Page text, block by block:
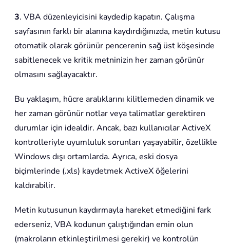
3. VBA düzenleyicisini kaydedip kapatın. Çalışma
sayfasının farklı bir alanına kaydırdığınızda, metin kutusu
otomatik olarak görünür pencerenin sağ üst köşesinde
sabitlenecek ve kritik metninizin her zaman görünür
olmasını sağlayacaktır.
Bu yaklaşım, hücre aralıklarını kilitlemeden dinamik ve
her zaman görünür notlar veya talimatlar gerektiren
durumlar için idealdir. Ancak, bazı kullanıcılar ActiveX
kontrolleriyle uyumluluk sorunları yaşayabilir, özellikle
Windows dışı ortamlarda. Ayrıca, eski dosya
biçimlerinde (.xls) kaydetmek ActiveX öğelerini
kaldırabilir.
Metin kutusunun kaydırmayla hareket etmediğini fark
ederseniz, VBA kodunun çalıştığından emin olun
(makroların etkinleştirilmesi gerekir) ve kontrolün